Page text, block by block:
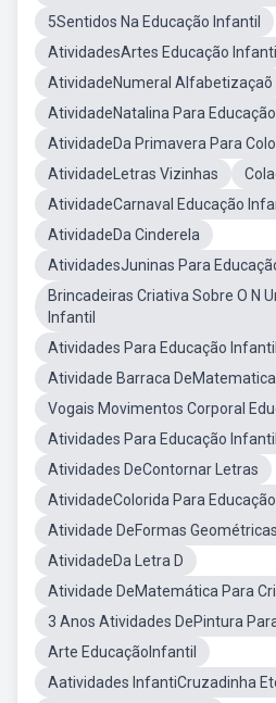
5Sentidos Na Educação Infantil
AtividadesArtes Educação Infantil
AtividadeNumeral Alfabetizaçaõ
AtividadeNatalina Para
AtividadeDa Primavera Para
AtividadeLetras Vizinhas
AtividadeCarnaval Educação
AtividadeDa Cinderela
AtividadesJuninas Para
Brincadeiras Criativa Sobre O N
Infantil
Atividades Para Educação
Atividade Barraca DeMatematica
Vogais Movimentos Corporal
Atividades Para Educação
Atividades DeContornar Letras
AtividadeColorida Para
Atividade DeFormas
AtividadeDa Letra D
Atividade DeMatemática Para
3 Anos Atividades DePintura
Arte EducaçãoInfantil
Aatividades InfantiCruzadinha